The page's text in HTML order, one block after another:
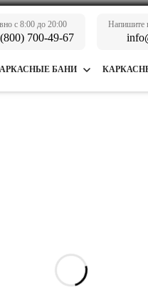
с 8:00 до 20:00
700-49-67
Напишите
БАНИ